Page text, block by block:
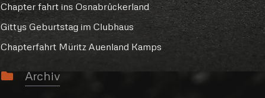
Chapter fahrt ins Osnabrûckerland
Gittys Geburtstag im Clubhaus
Chapterfahrt Müritz Auenland Kamps
Archiv